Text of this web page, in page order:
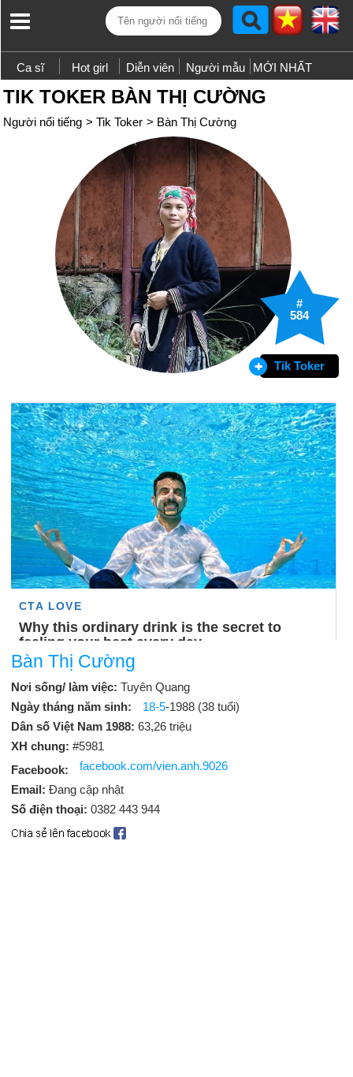
Ca sĩ Hot girl Diễn viên Người mẫu MỚI NHẤT
TIK TOKER BÀN THỊ CƯỜNG
Người nổi tiếng > Tik Toker > Bàn Thị Cường
#
584
Tik Toker
Bàn Thị Cường
Nơi sống/ làm việc: Tuyên Quang
Ngày tháng năm sinh:
18-5-1988 (38 tuổi)
Dân số Việt Nam 1988: 63,26 triệu
XH chung: #5981
Facebook:
facebook.com/vien.anh.9026
Email: Đang cập nhật
Số điện thoại: 0382 443 944